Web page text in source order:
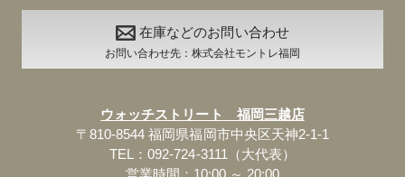
在庫などのお問い合わせ
お問い合わせ先：株式会社モントレ福岡
ウォッチストリート 福岡三越店
〒810-8544 福岡県福岡市中央区天神2-1-1
TEL：092-724-3111（大代表）
営業時間：10:00 ～ 20:00